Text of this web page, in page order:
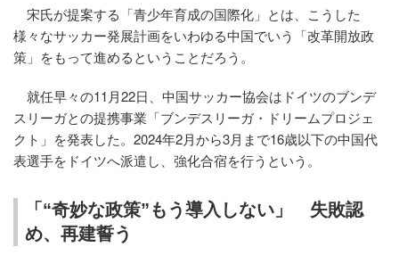
宋氏が提案する「青少年育成の国際化」とは、こうした
様々なサッカー発展計画をいわゆる中国でいう「改革開放政
策」をもって進めるということだろう。
就任早々の11月22日、中国サッカー協会はドイツのブンデ
スリーガとの提携事業「ブンデスリーガ・ドリームプロジェ
クト」を発表した。2024年2月から3月まで16歳以下の中国代
表選手をドイツへ派遣し、強化合宿を行うという。
「“奇妙な政策”もう導入しない」 失敗認
め、再建誓う